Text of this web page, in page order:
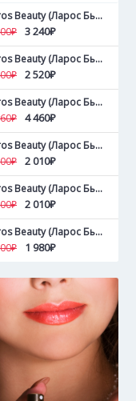
Laros Beauty (Ларос Бьюти ) Пилинг для кожи головы и волос Tea Tree Hair&Scalp Peel 500 мл
3 240₽
Laros Beauty (Ларос Бьюти ) Пилинг для кожи головы и волос Tea Tree Hair&Scalp Peel 300 мл
2 520₽
Laros Beauty (Ларос Бьюти ) Увлажняющий кондиционер Lavender Blossom Conditioner 1000 мл
4 460₽
Laros Beauty (Ларос Бьюти ) Объемообразующий кондиционер Lemon Tree Conditioner 500 мл
2 010₽
Laros Beauty (Ларос Бьюти ) Тонизирующий кондиционер Tea Tree Conditioner 500 мл
2 010₽
Laros Beauty (Ларос Бьюти ) Тонизирующий кондиционер Tea Tree Conditioner 300 мл
1 980₽